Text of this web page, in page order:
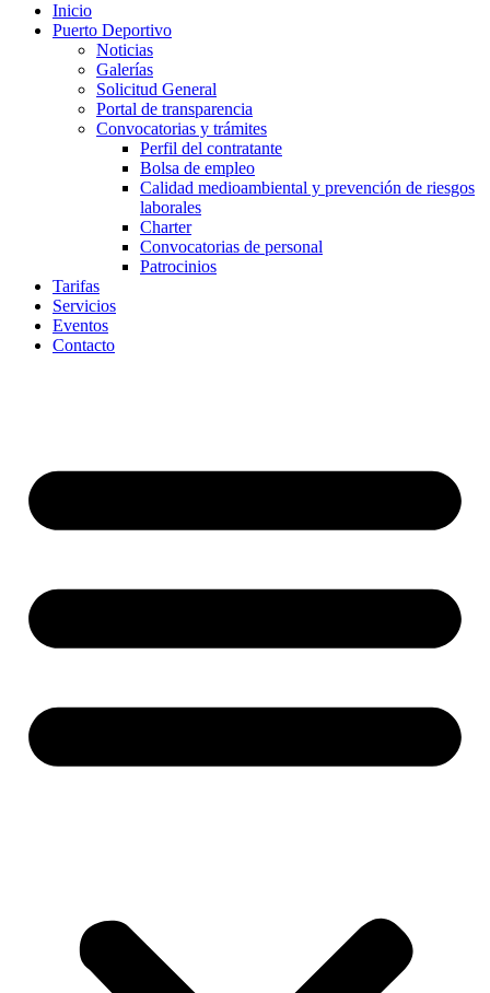
Inicio
Puerto Deportivo
Noticias
Galerías
Solicitud General
Portal de transparencia
Convocatorias y trámites
Perfil del contratante
Bolsa de empleo
Calidad medioambiental y prevención de riesgos
laborales
Charter
Convocatorias de personal
Patrocinios
Tarifas
Servicios
Eventos
Contacto